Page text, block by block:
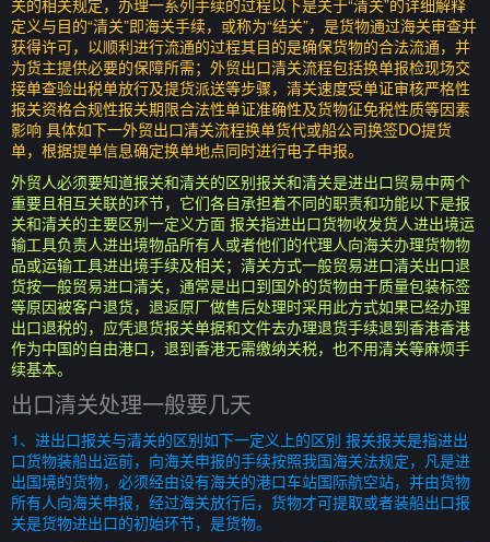
关的相关规定，办理一系列手续的过程以下是关于“清关”的详细解释
定义与目的“清关”即海关手续，或称为“结关”，是货物通过海关审查并
获得许可，以顺利进行流通的过程其目的是确保货物的合法流通，并
为货主提供必要的保障所需；外贸出口清关流程包括换单报检现场交
接单查验出税单放行及提货派送等步骤，清关速度受单证审核严格性
报关资格合规性报关期限合法性单证准确性及货物征免税性质等因素
影响 具体如下一外贸出口清关流程换单货代或船公司换签DO提货
单，根据提单信息确定换单地点同时进行电子申报。
外贸人必须要知道报关和清关的区别报关和清关是进出口贸易中两个
重要且相互关联的环节，它们各自承担着不同的职责和功能以下是报
关和清关的主要区别一定义方面 报关指进出口货物收发货人进出境运
输工具负责人进出境物品所有人或者他们的代理人向海关办理货物物
品或运输工具进出境手续及相关；清关方式一般贸易进口清关出口退
货按一般贸易进口清关，通常是出口到国外的货物由于质量包装标签
等原因被客户退货，退返原厂做售后处理时采用此方式如果已经办理
出口退税的，应凭退货报关单据和文件去办理退货手续退到香港香港
作为中国的自由港口，退到香港无需缴纳关税，也不用清关等麻烦手
续基本。
出口清关处理一般要几天
1、进出口报关与清关的区别如下一定义上的区别 报关报关是指进出
口货物装船出运前，向海关申报的手续按照我国海关法规定，凡是进
出国境的货物，必须经由设有海关的港口车站国际航空站，并由货物
所有人向海关申报，经过海关放行后，货物才可提取或者装船出口报
关是货物进出口的初始环节，是货物。